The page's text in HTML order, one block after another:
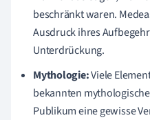
beschränkt waren.
Ausdruck ihres
Unterdrückung.
Mythologie:Viele
bekannten
Publikum eine gewisse